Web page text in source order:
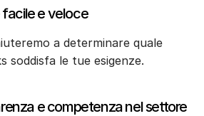
facile e veloce
a determinare quale
soddisfa le tue esigenze.
e competenza nel settore